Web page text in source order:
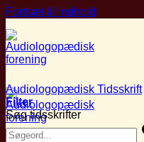
Fortsæt til indhold
Audiologopædisk Tidsskrift
Filter
Søg tidsskrifter